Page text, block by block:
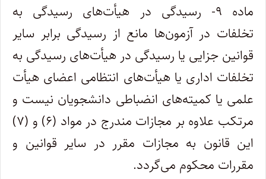
ماده ۹- رسیدگی در هیأت‌های رسیدگی به
تخلفات در آزمون‌ها مانع از رسیدگی برابر سایر
قوانین جزایی یا رسیدگی در هیأت‌های رسیدگی به
تخلفات اداری یا هیأت‌های انتظامی اعضای هیأت
علمی یا کمیته‌های انضباطی دانشجویان نیست و
مرتکب علاوه بر مجازات مندرج در مواد (۶) و (۷)
این قانون به مجازات مقرر در سایر قوانین و
مقررات محکوم می‌گردد.